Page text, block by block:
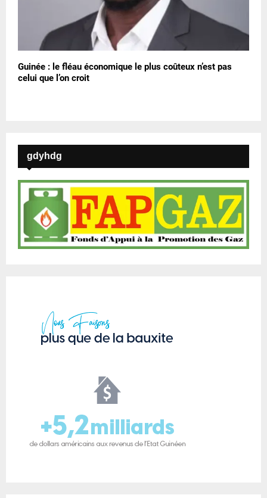
Guinée : le fléau économique le plus coûteux n’est pas
celui que l’on croit
gdyhdg